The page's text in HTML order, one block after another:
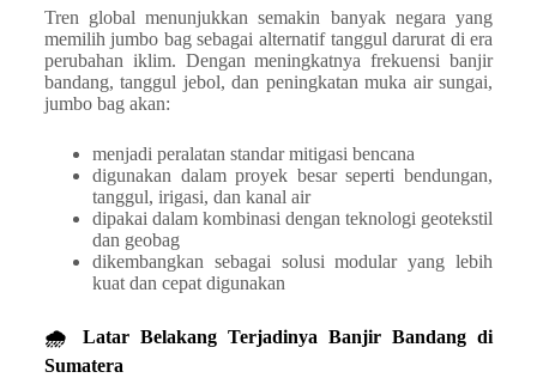
Tren global menunjukkan semakin banyak negara yang
memilih jumbo bag sebagai alternatif tanggul darurat di era
perubahan iklim. Dengan meningkatnya frekuensi banjir
bandang, tanggul jebol, dan peningkatan muka air sungai,
jumbo bag akan:
menjadi peralatan standar mitigasi bencana
digunakan dalam proyek besar seperti bendungan,
tanggul, irigasi, dan kanal air
dipakai dalam kombinasi dengan teknologi geotekstil
dan geobag
dikembangkan sebagai solusi modular yang lebih
kuat dan cepat digunakan
🌧️ Latar Belakang Terjadinya Banjir Bandang di
Sumatera